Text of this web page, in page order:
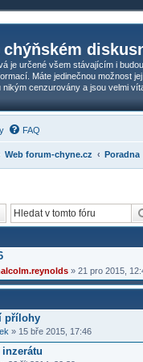
chýňském
je určené všem stávajícím i
Máte jedinečnou možnost
cenzurovány a jsou velmi
FAQ
Web forum-chyne.cz Poradna
» 21 pro 2015,
přílohy
» 15 bře 2015, 17:46